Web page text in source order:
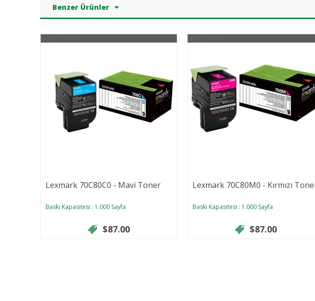
Benzer Ürünler
Lexmark 70C80C0 - Mavi Toner
Baskı Kapasitesi : 1.000 Sayfa
$87.00
Lexmark 70C80M0 - Kırmızı
Baskı Kapasitesi : 1.000 Sayfa
$87.00